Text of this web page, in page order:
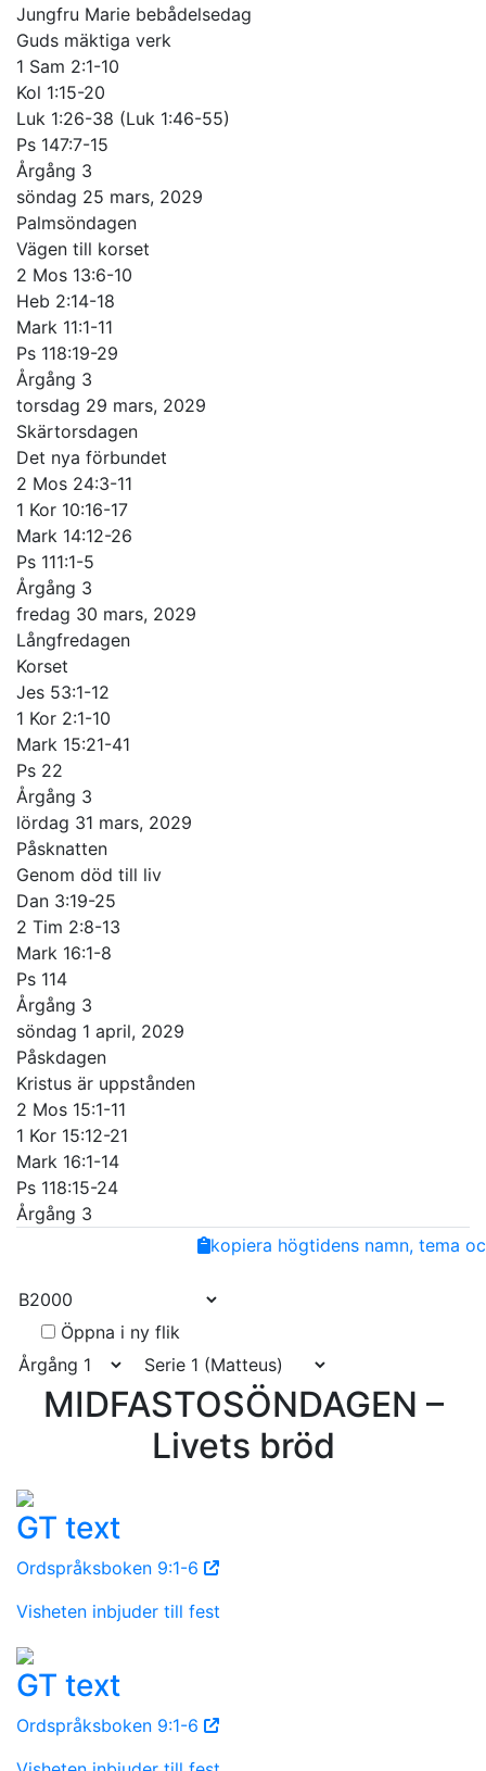
Jungfru Marie bebådelsedag
Guds mäktiga verk
1 Sam 2:1-10
Kol 1:15-20
Luk 1:26-38 (Luk 1:46-55)
Ps 147:7-15
Årgång 3
söndag 25 mars, 2029
Palmsöndagen
Vägen till korset
2 Mos 13:6-10
Heb 2:14-18
Mark 11:1-11
Ps 118:19-29
Årgång 3
torsdag 29 mars, 2029
Skärtorsdagen
Det nya förbundet
2 Mos 24:3-11
1 Kor 10:16-17
Mark 14:12-26
Ps 111:1-5
Årgång 3
fredag 30 mars, 2029
Långfredagen
Korset
Jes 53:1-12
1 Kor 2:1-10
Mark 15:21-41
Ps 22
Årgång 3
lördag 31 mars, 2029
Påsknatten
Genom död till liv
Dan 3:19-25
2 Tim 2:8-13
Mark 16:1-8
Ps 114
Årgång 3
söndag 1 april, 2029
Påskdagen
Kristus är uppstånden
2 Mos 15:1-11
1 Kor 15:12-21
Mark 16:1-14
Ps 118:15-24
Årgång 3
EmailCopy
kopiera högtidens namn, tema
Öppna i ny flik
MIDFASTOSÖNDAGEN –
Livets bröd
GT text
Ordspråksboken 9:1-6
Visheten inbjuder till fest
GT text
Ordspråksboken 9:1-6